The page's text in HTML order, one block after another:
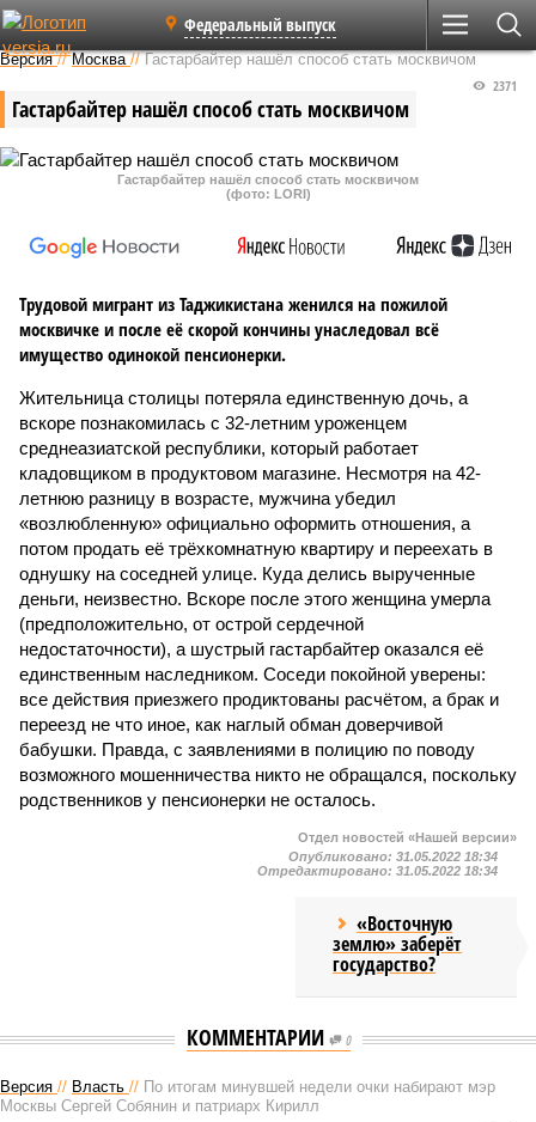
Федеральный выпуск
Версия //Москва //Гастарбайтер нашёл способ стать москвичом
Гастарбайтер нашёл способ стать москвичом
2371
Гастарбайтер нашёл способ стать москвичом
(фото: LORI)
Трудовой мигрант из Таджикистана женился на пожилой
москвичке и после её скорой кончины унаследовал всё
имущество одинокой пенсионерки.
Жительница столицы потеряла единственную дочь, а
вскоре познакомилась с 32-летним уроженцем
среднеазиатской республики, который работает
кладовщиком в продуктовом магазине. Несмотря на 42-
летнюю разницу в возрасте, мужчина убедил
«возлюбленную» официально оформить отношения, а
потом продать её трёхкомнатную квартиру и переехать в
однушку на соседней улице. Куда делись вырученные
деньги, неизвестно. Вскоре после этого женщина умерла
(предположительно, от острой сердечной
недостаточности), а шустрый гастарбайтер оказался её
единственным наследником. Соседи покойной уверены:
все действия приезжего продиктованы расчётом, а брак и
переезд не что иное, как наглый обман доверчивой
бабушки. Правда, с заявлениями в полицию по поводу
возможного мошенничества никто не обращался, поскольку
родственников у пенсионерки не осталось.
Отдел новостей «Нашей версии»
Опубликовано: 31.05.2022 18:34
Отредактировано: 31.05.2022 18:34
«Восточную
землю» заберёт
государство?
КОММЕНТАРИИ 0
Версия // Власть // По итогам минувшей недели очки набирают мэр
Москвы Сергей Собянин и патриарх Кирилл